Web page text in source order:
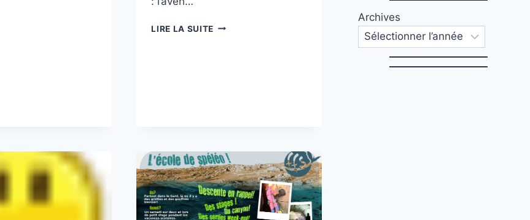
LIRE LA SUITE EDSC
Archives